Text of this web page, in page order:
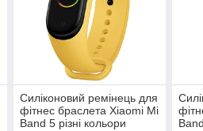
Силіконовий ремінець для
фітнес браслета Xiaomi Mi
Band 5 різні кольори